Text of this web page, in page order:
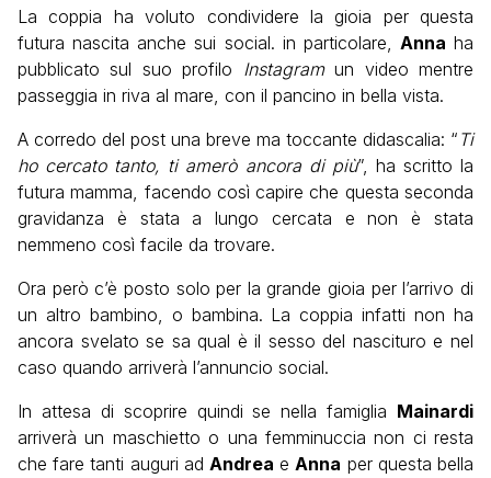
La coppia ha voluto condividere la gioia per questa
futura nascita anche sui social. in particolare, Anna ha
pubblicato sul suo profilo Instagramun video mentre
passeggia in riva al mare, con il pancino in bella vista.
A corredo del post una breve ma toccante didascalia: “ Ti
ho cercato tanto, ti amerò ancora di più”, ha scritto la
futura mamma, facendo così capire che questa seconda
gravidanza è stata a lungo cercata e non è stata
nemmeno così facile da trovare.
Ora però c’è posto solo per la grande gioia per l’arrivo di
un altro bambino, o bambina. La coppia infatti non ha
ancora svelato se sa qual è il sesso del nascituro e nel
caso quando arriverà l’annuncio social.
In attesa di scoprire quindi se nella famiglia Mainardi
arriverà un maschietto o una femminuccia non ci resta
che fare tanti auguri ad Andrea eAnna per questa bella